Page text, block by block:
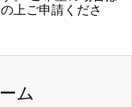
上ご申請くださ
ム